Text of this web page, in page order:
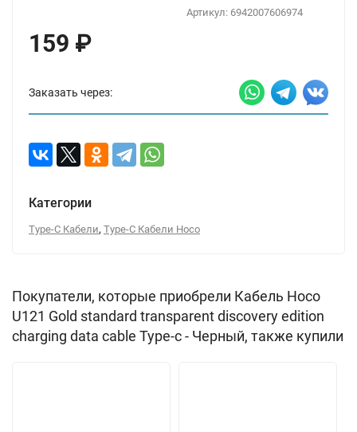
Артикул: 6942007606974
159 ₽
Заказать через:
Категории
Type-C Кабели, Type-C Кабели Hoco
Покупатели, которые приобрели Кабель Hoco
U121 Gold standard transparent discovery edition
charging data cable Type-c - Черный, также купили